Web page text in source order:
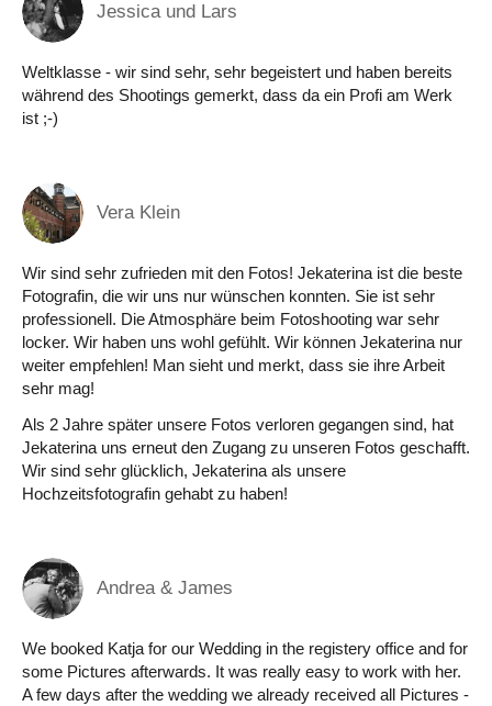
Jessica und Lars
Weltklasse - wir sind sehr, sehr begeistert und haben bereits
während des Shootings gemerkt, dass da ein Profi am Werk
ist ;-)
Vera Klein
Wir sind sehr zufrieden mit den Fotos! Jekaterina ist die beste
Fotografin, die wir uns nur wünschen konnten. Sie ist sehr
professionell. Die Atmosphäre beim Fotoshooting war sehr
locker. Wir haben uns wohl gefühlt. Wir können Jekaterina nur
weiter empfehlen! Man sieht und merkt, dass sie ihre Arbeit
sehr mag!
Als 2 Jahre später unsere Fotos verloren gegangen sind, hat
Jekaterina uns erneut den Zugang zu unseren Fotos geschafft.
Wir sind sehr glücklich, Jekaterina als unsere
Hochzeitsfotografin gehabt zu haben!
Andrea & James
We booked Katja for our Wedding in the registery office and for
some Pictures afterwards. It was really easy to work with her.
A few days after the wedding we already received all Pictures -